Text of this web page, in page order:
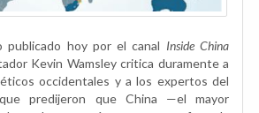
publicado hoy por el canal Inside China
Kevin Wamsley critica duramente a
occidentales y a los expertos del
predijeron que China —el mayor